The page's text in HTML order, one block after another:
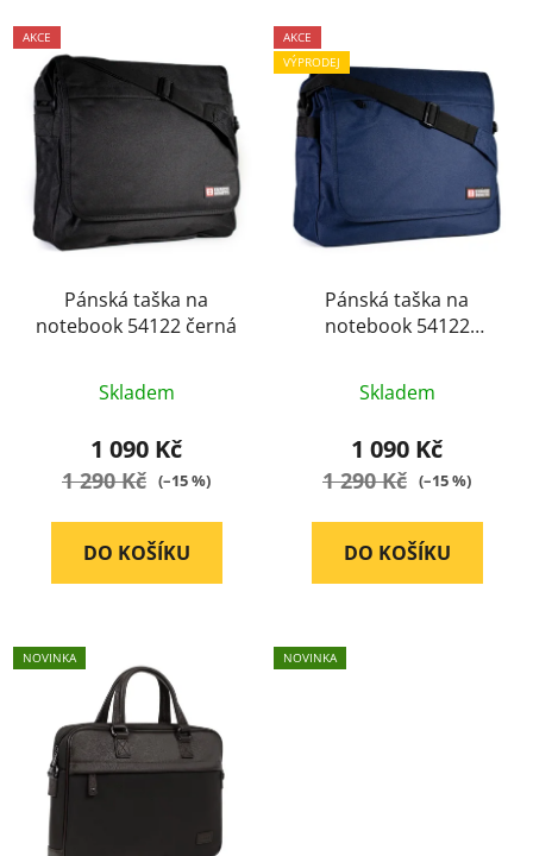
AKCE
Pánská taška na
notebook 54122 černá
hodnocení
produktu
je
5
Skladem
1 090 Kč
1 290 Kč (–15 %)
DO KOŠÍKU
AKCE
VÝPRODEJ
Pánská taška na
notebook 54122
hodnocení
produktu
je
5
Skladem
1 090 Kč
1 290 Kč (–15 %)
DO KOŠÍKU
NOVINKA NOVINKA